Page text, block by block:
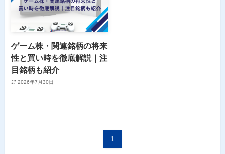
ゲーム株・関連銘柄の将来
性と買い時を徹底解説｜注
目銘柄も紹介
2026年7月30日
1